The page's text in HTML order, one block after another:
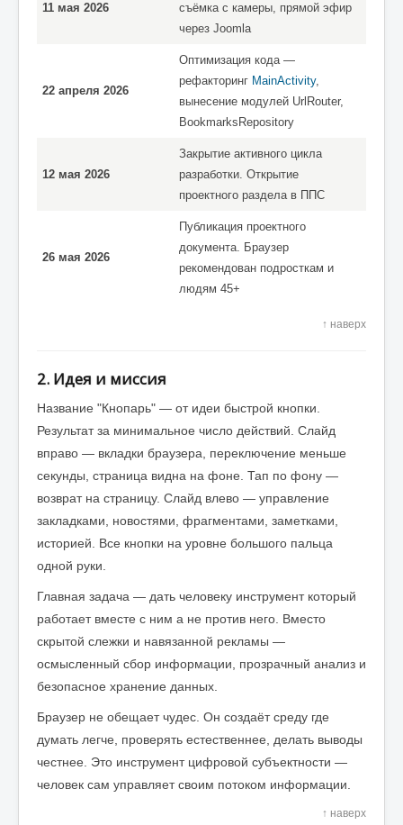
11 мая 2026
съёмка с камеры, прямой эфир
через Joomla
22 апреля 2026
Оптимизация кода —
рефакторинг MainActivity,
вынесение модулей UrlRouter,
BookmarksRepository
12 мая 2026
Закрытие активного цикла
разработки. Открытие
проектного раздела в ППС
26 мая 2026
Публикация проектного
документа. Браузер
рекомендован подросткам и
людям 45+
↑ наверх
2. Идея и миссия
Название "Кнопарь" — от идеи быстрой кнопки.
Результат за минимальное число действий. Слайд
вправо — вкладки браузера, переключение меньше
секунды, страница видна на фоне. Тап по фону —
возврат на страницу. Слайд влево — управление
закладками, новостями, фрагментами, заметками,
историей. Все кнопки на уровне большого пальца
одной руки.
Главная задача — дать человеку инструмент который
работает вместе с ним а не против него. Вместо
скрытой слежки и навязанной рекламы —
осмысленный сбор информации, прозрачный анализ и
безопасное хранение данных.
Браузер не обещает чудес. Он создаёт среду где
думать легче, проверять естественнее, делать выводы
честнее. Это инструмент цифровой субъектности —
человек сам управляет своим потоком информации.
↑ наверх